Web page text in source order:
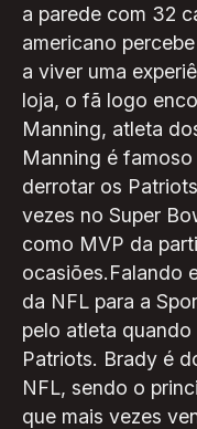
a parede com 32
americano
a viver uma
loja, o fã logo
Manning, atleta
Manning é
derrotar os
vezes no Super
como MVP da
ocasiões.Falando
da NFL para a
pelo atleta
Patriots. Brady é
NFL, sendo o
que mais vezes